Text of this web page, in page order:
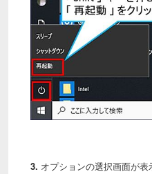
3. オプションの選択画面が表